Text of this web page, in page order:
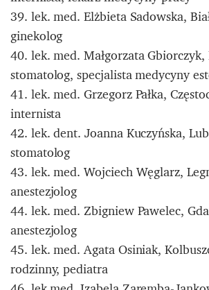
39. lek. med. Elżbieta Sadowska,
ginekolog
40. lek. med. Małgorzata
stomatolog, specjalista medycyny
41. lek. med. Grzegorz Pałka,
internista
42. lek. dent. Joanna Kuczyńska,
stomatolog
43. lek. med. Wojciech Węglarz,
anestezjolog
44. lek. med. Zbigniew Pawelec,
anestezjolog
45. lek. med. Agata Osiniak,
rodzinny, pediatra